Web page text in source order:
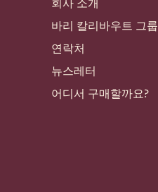
회사 소개
바리 칼리바우트 그룹
연락처
뉴스레터
어디서 구매할까요?